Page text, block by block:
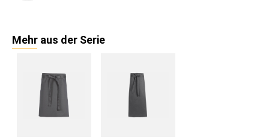
Mehr aus der Serie